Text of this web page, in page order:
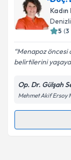
Denizli
5 (3
Menapoz öncesi
belirtilerini
Op. Dr. Gülşah
Mehmet Akif Ersoy